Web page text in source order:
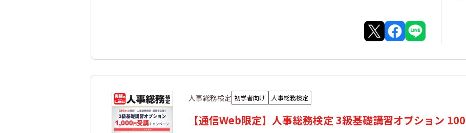
人事総務検定 初学者向け 人事総務検定
【通信Web限定】人事総務検定 3級基礎講習オプション